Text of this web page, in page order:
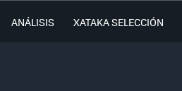
ANÁLISIS XATAKA SELECCIÓN